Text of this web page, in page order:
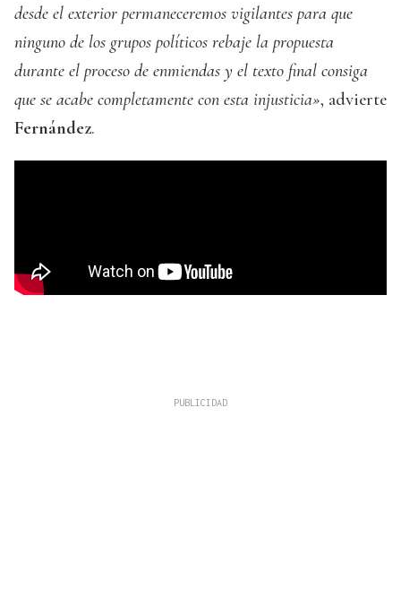
desde el exterior permaneceremos vigilantes para que
ninguno de los grupos políticos rebaje la propuesta
durante el proceso de enmiendas y el texto final consiga
que se acabe completamente con esta injusticia», advierte
Fernández.